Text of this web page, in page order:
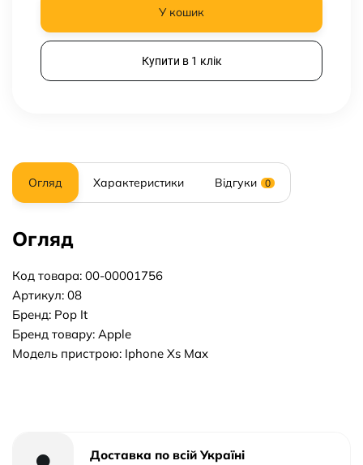
У кошик
Купити в 1 клік
Огляд Характеристики Відгуки 0
Огляд
Код товара: 00-00001756
Артикул: 08
Бренд: Pop It
Бренд товару: Apple
Модель пристрою: Iphone Xs Max
Доставка по всій Україні